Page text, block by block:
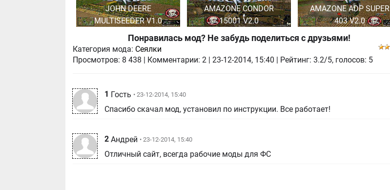
JOHN DEERE
MULTISEEDER V1.0
AMAZONE CONDOR
15001 V2.0
AMAZONE ADP SUPER
403 V2.0
Понравилась мод? Не забудь поделиться с друзьями!
Категория мода: Сеялки
Просмотров: 8 438 Комментарии: 2 |23-12-2014, 15:40 | Рейтинг: 3.2/5, голосов: 5
1 Гость • 23-12-2014, 15:40
Спасибо скачал мод, установил по инструкции. Все работает!
2 Андрей • 23-12-2014, 15:40
Отличный сайт, всегда рабочие моды для ФС